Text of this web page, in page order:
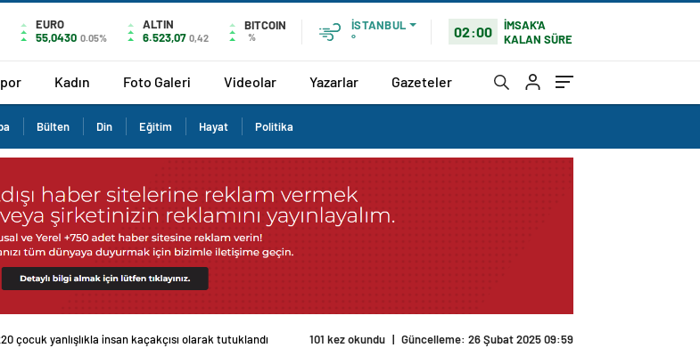
EURO
55,0430 0.05%
ALTIN
6.523,07 0,42
BITCOIN
%
İSTANBUL
°
02:00
İMSAK'A
KALAN SÜRE
Kadın Foto Galeri Videolar Yazarlar Gazeteler
Bülten Din Eğitim Hayat Politika
çocuk yanlışlıkla insan kaçakçısı olarak tutuklandı 101 kez okundu | Güncelleme: 26 Şubat 2025 09:59